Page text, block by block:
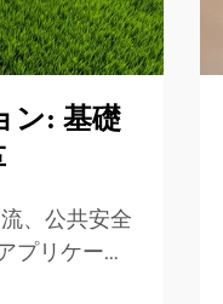
ン: 基礎
、公共安全
プリケーシ